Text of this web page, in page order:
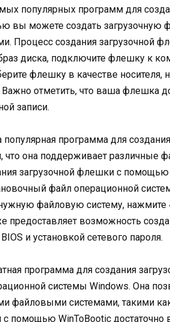
популярных программ для
вы можете создать загрузочную
Процесс создания загрузочной
диска, подключите флешку к
флешку в качестве носителя,
Важно отметить, что ваша флешка
записи.
популярная программа для
что она поддерживает различные
загрузочной флешки с
файл операционной
файловую систему, нажмите
предоставляет возможность
и установкой сетевого пароля.
программа для создания
системы Windows. Она
файловыми системами, такими как
помощью WinToBootic достаточно